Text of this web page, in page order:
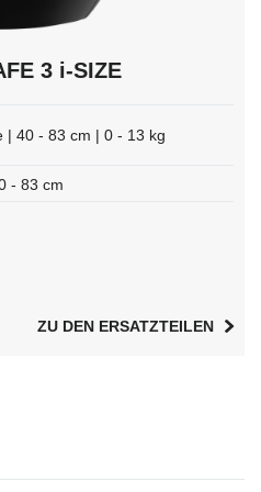
3 i-SIZE
| 40 - 83 cm | 0 - 13 kg
- 83 cm
ZU DEN ERSATZTEILEN